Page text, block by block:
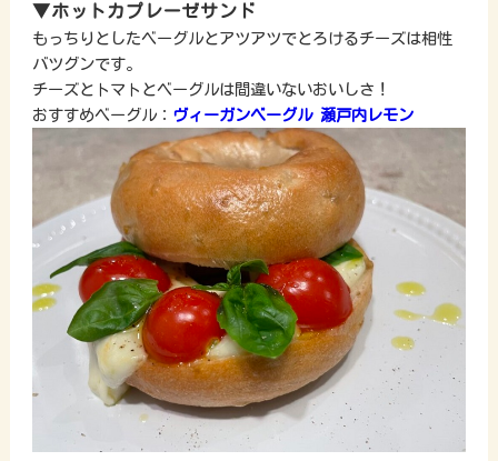
▼ホットカプレーゼサンド
もっちりとしたベーグルとアツアツでとろけるチーズは相性
バツグンです。
チーズとトマトとベーグルは間違いないおいしさ！
おすすめベーグル： ヴィーガンベーグル 瀬戸内レモン